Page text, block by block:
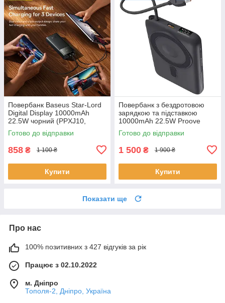
Повербанк Baseus Star-Lord
Digital Display 10000mAh
22.5W чорний (PPXJ10,
PPXJ100001)
Готово до відправки
858 ₴ 1 100 ₴
Купити
Повербанк з бездротовою
зарядкою та підставкою
10000mAh 22.5W Proove
Moon Rock 2in1 iWatch QI
сірий (PBR122012105)
Готово до відправки
1 500 ₴ 1 900 ₴
Купити
Показати ще
Про нас
100% позитивних з 427 відгуків за рік
Працює з 02.10.2022
м. Дніпро
Тополя-2, Дніпро, Україна